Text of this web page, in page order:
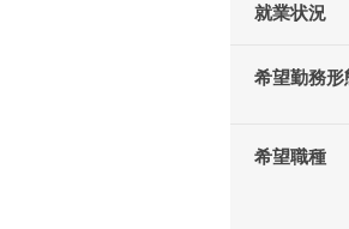
就業状況
希望勤務形
希望職種